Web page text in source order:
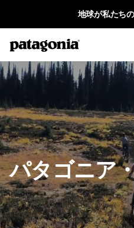
地球が私たち
パタゴニア